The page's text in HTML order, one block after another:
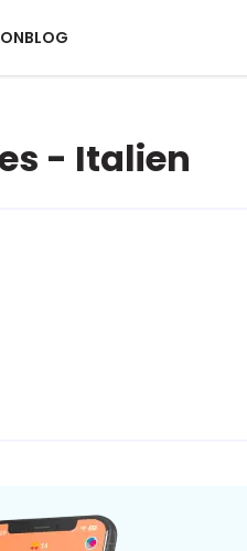
BLOG
- Italien